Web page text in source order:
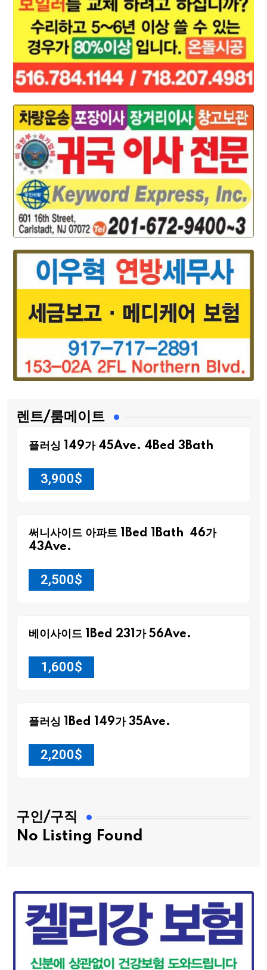
렌트/룸메이트
플러싱 149가 45Ave. 4Bed 3Bath
3,900$
써니사이드 아파트 1Bed 1Bath 46가
43Ave.
2,500$
베이사이드 1Bed 231가 56Ave.
1,600$
플러싱 1Bed 149가 35Ave.
2,200$
구인/구직
No Listing Found